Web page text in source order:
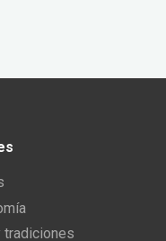
tradiciones